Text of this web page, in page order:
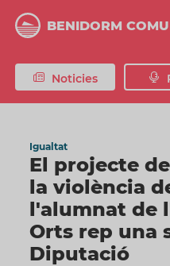
contingut
BENIDORM
Noticies
Igualtat
El projecte
la violència
l'alumnat de
Orts rep una
Diputació